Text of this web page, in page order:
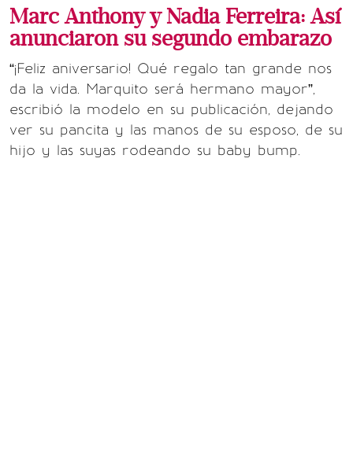
Marc Anthony y Nadia Ferreira: Así
anunciaron su segundo embarazo
“¡Feliz aniversario! Qué regalo tan grande nos
da la vida. Marquito será hermano mayor”,
escribió la modelo en su publicación, dejando
ver su pancita y las manos de su esposo, de su
hijo y las suyas rodeando su baby bump.